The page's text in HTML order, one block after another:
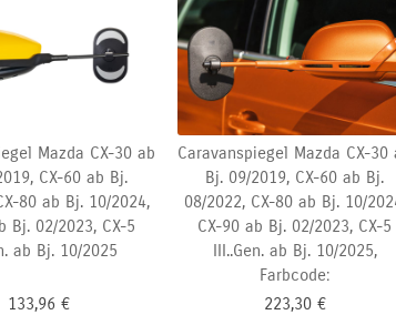
Mazda CX-30 ab
CX-60 ab Bj.
80 ab Bj. 10/2024,
Bj. 02/2023, CX-5
ab Bj. 10/2025
133,96 €
Caravanspiegel Mazda CX-30
Bj. 09/2019, CX-60 ab Bj.
08/2022, CX-80 ab Bj. 10/
CX-90 ab Bj. 02/2023, CX-5
III..Gen. ab Bj. 10/2025,
Farbcode:
223,30€